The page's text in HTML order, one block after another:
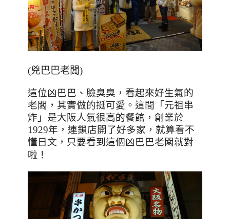
(兇巴巴老闆)
這位凶巴巴 、臉臭臭，看起來好生氣的
老闆，其實做的挺可愛。這間「元祖串
炸」是大阪人氣很高的餐館 ，創業於
1929年， 連鎖店開了好多家，就算看不
懂日文 ， 只要看到這個凶巴巴老闆就對
啦 ！